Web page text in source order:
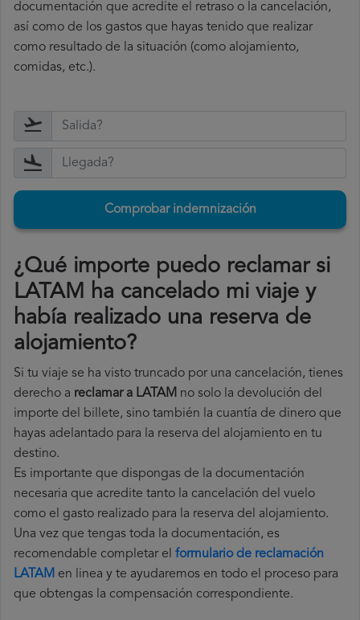
documentación que acredite el retraso o la cancelación,
así como de los gastos que hayas tenido que realizar
como resultado de la situación (como alojamiento,
comidas, etc.).
Comprobar indemnización
¿Qué importe puedo reclamar si
LATAM ha cancelado mi viaje y
había realizado una reserva de
alojamiento?
Si tu viaje se ha visto truncado por una cancelación, tienes
derecho a reclamar a LATAM no solo la devolución del
importe del billete, sino también la cuantía de dinero que
hayas adelantado para la reserva del alojamiento en tu
destino.
Es importante que dispongas de la documentación
necesaria que acredite tanto la cancelación del vuelo
como el gasto realizado para la reserva del alojamiento.
Una vez que tengas toda la documentación, es
recomendable completar el formulario de reclamación
LATAM en linea y te ayudaremos en todo el proceso para
que obtengas la compensación correspondiente.